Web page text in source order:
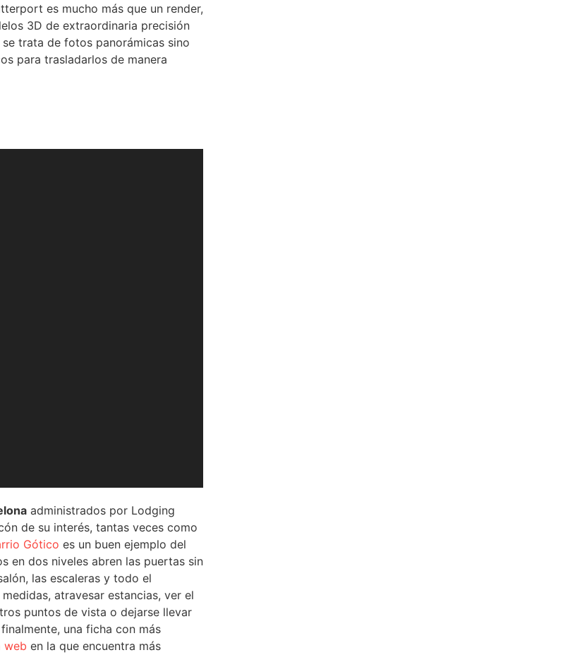
es mucho más que un render,
3D de extraordinaria precisión
trata de fotos panorámicas sino
para trasladarlos de manera
administrados por Lodging
de su interés, tantas veces como
Gótico es un buen ejemplo del
en dos niveles abren las puertas sin
las escaleras y todo el
atravesar estancias, ver el
puntos de vista o dejarse llevar
una ficha con más
web en la que encuentra más